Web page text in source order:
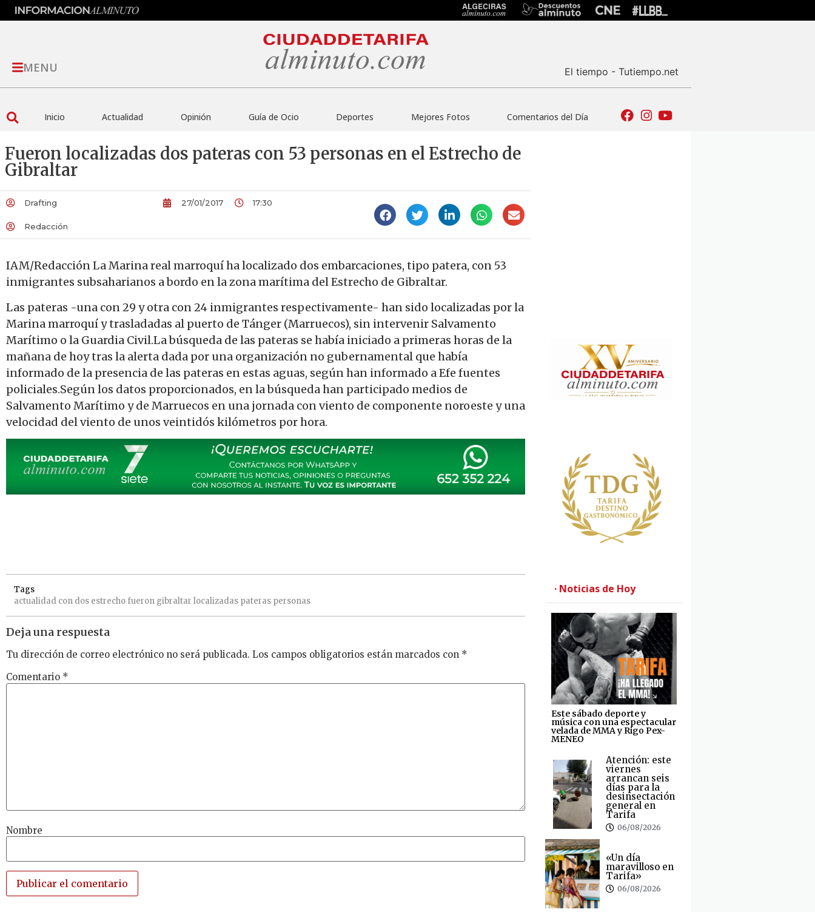
MENU El tiempo - Tutiempo.net
Inicio Actualidad Opinión Guía de Ocio Deportes Mejores Fotos Comentarios del Día
Fueron localizadas dos pateras con 53 personas en el Estrecho de
Gibraltar
Drafting
Redacción
27/01/2017 17:30
IAM/Redacción La Marina real marroquí ha localizado dos embarcaciones, tipo patera, con 53
inmigrantes subsaharianos a bordo en la zona marítima del Estrecho de Gibraltar.
Las pateras -una con 29 y otra con 24 inmigrantes respectivamente- han sido localizadas por la
Marina marroquí y trasladadas al puerto de Tánger (Marruecos), sin intervenir Salvamento
Marítimo o la Guardia Civil.La búsqueda de las pateras se había iniciado a primeras horas de la
mañana de hoy tras la alerta dada por una organización no gubernamental que había
informado de la presencia de las pateras en estas aguas, según han informado a Efe fuentes
policiales.Según los datos proporcionados, en la búsqueda han participado medios de
Salvamento Marítimo y de Marruecos en una jornada con viento de componente noroeste y una
velocidad del viento de unos veintidós kilómetros por hora.
Tags
actualidad con dos estrecho fueron gibraltar localizadas pateras personas
Deja una respuesta
Tu dirección de correo electrónico no será publicada. Los campos obligatorios están marcados con *
Comentario *
Nombre
· Noticias de Hoy
Este sábado deporte y
música con una espectacular
velada de MMA y Rigo Pex-
MENEO
Atención: este
viernes
arrancan seis
días para la
desinsectación
general en
Tarifa
06/08/2026
«Un día
maravilloso en
Tarifa»
06/08/2026